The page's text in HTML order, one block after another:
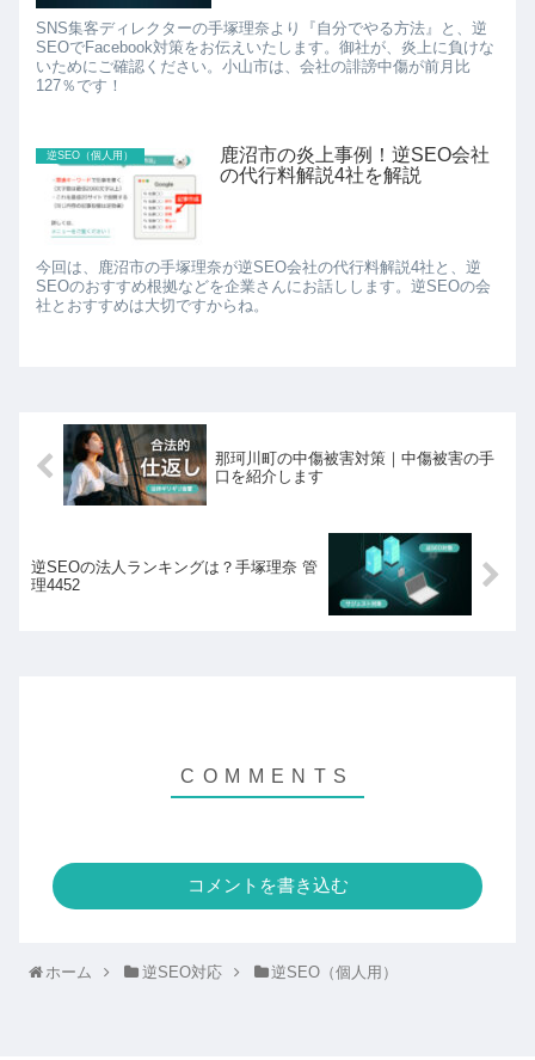
SNS集客ディレクターの手塚理奈より『自分でやる方法』と、逆
SEOでFacebook対策をお伝えいたします。御社が、炎上に負けな
いためにご確認ください。小山市は、会社の誹謗中傷が前月比
127％です！
逆SEO（個人用）
鹿沼市の炎上事例！逆SEO会社
の代行料解説4社を解説
今回は、鹿沼市の手塚理奈が逆SEO会社の代行料解説4社と、逆
SEOのおすすめ根拠などを企業さんにお話しします。逆SEOの会
社とおすすめは大切ですからね。
那珂川町の中傷被害対策｜中傷被害の手
口を紹介します
逆SEOの法人ランキングは？手塚理奈 管
理4452
コメントを書き込む
ホーム 逆SEO対応 逆SEO（個人用）